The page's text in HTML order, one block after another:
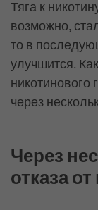
Тяга к
возможно,
то в
улучшится.
никотинового
через
Через
отказа